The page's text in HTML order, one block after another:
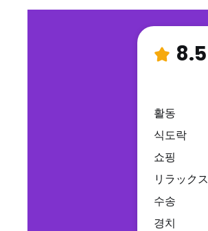
8.5
활동
식도락
쇼핑
リラックス
수송
경치